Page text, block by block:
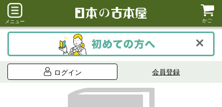
メニュー かご
ログイン 会員登録